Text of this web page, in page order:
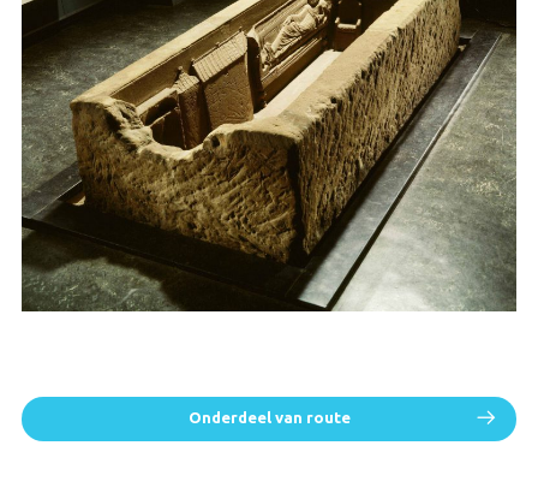
Onderdeel van route